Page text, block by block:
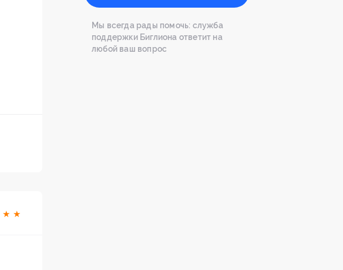
★ ★
Мы всегда рады помочь: служба
поддержки Биглиона ответит на
любой ваш вопрос